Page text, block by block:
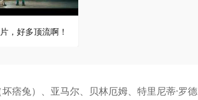
，好多顶流啊！
痞兔）、亚马尔、贝林厄姆、特里尼蒂·罗德